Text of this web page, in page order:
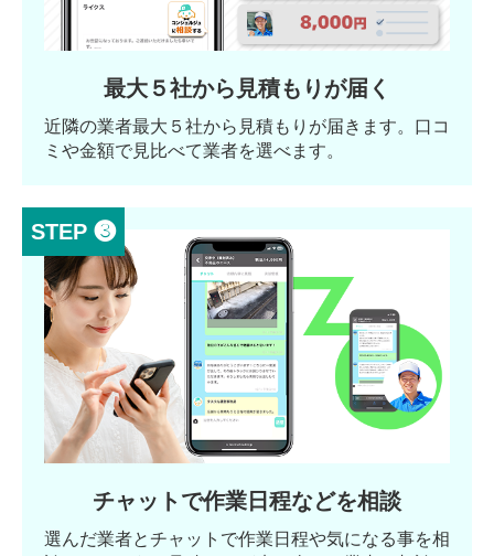
最大５社から見積もりが届く
近隣の業者最大５社から見積もりが届きます。口コ
ミや金額で見比べて業者を選べます。
STEP ❸
チャットで作業日程などを相談
選んだ業者とチャットで作業日程や気になる事を相